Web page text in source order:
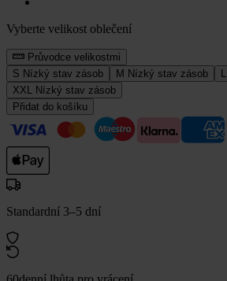
Vyberte velikost oblečení
Průvodce velikostmi
S Nízký stav zásob M Nízký stav zásob
XXL
Nízký stav zásob
Přidat do košíku
Standardní 3–5 dní